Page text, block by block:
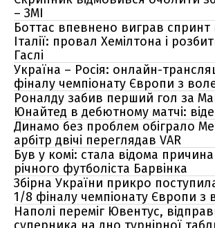
– ЗМІ
Боттас впевнено виграв спринт
Італії: провал Хемілтона і
Гаслі
Україна – Росія: онлайн-
фіналу чемпіонату Європи з
Роналду забив перший гол за
Юнайтед в дебютному матчі:
Динамо без проблем обіграло
арбітр двічі переглядав VAR
Був у комі: стала відома причина
річного футболіста Барвінка
Збірна України прикро
1/8 фіналу чемпіонату Європи з
Наполі переміг Ювентус,